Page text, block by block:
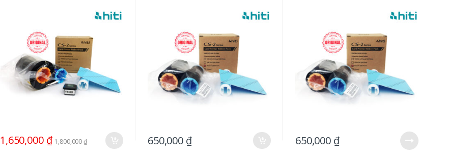
1,650,000 ₫ 1,800,000₫ 650,000 ₫ 650,000 ₫